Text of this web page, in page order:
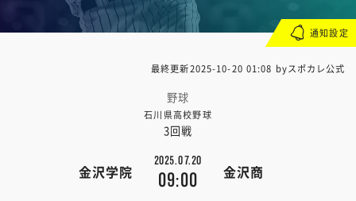
最終更新2025-10-20 01:08 byスポカレ公式
野球
石川県高校野球
3回戦
金沢学院
2025.07.20
09:00 金沢商
通知設定